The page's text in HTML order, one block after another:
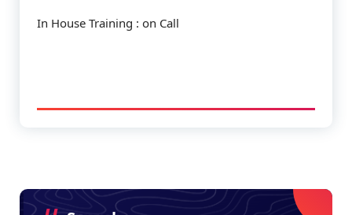
In House Training : on Call